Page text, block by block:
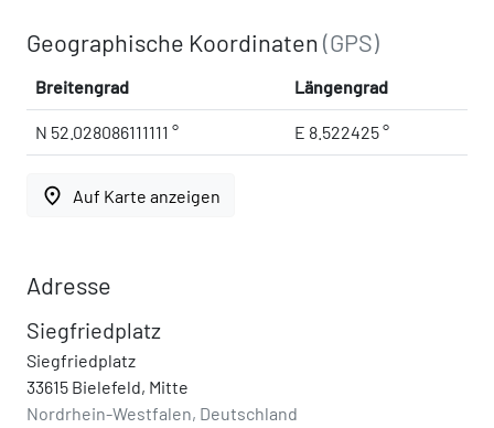
Geographische Koordinaten(GPS)
Breitengrad Längengrad
N 52.028086111111 ° E 8.522425 °
place Auf Karte anzeigen
Adresse
Siegfriedplatz
Siegfriedplatz
33615 Bielefeld, Mitte
Nordrhein-Westfalen, Deutschland